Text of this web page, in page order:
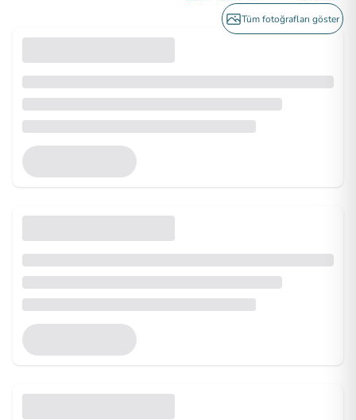
Tüm fotoğrafları göster